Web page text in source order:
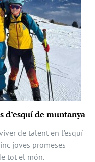
d’esquí de muntanya
de talent en l’esquí
joves promeses
tot el món.